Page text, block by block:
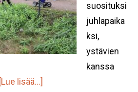
suosituksi
juhlapaika
ksi,
ystävien
kanssa
[Lue lisää...]